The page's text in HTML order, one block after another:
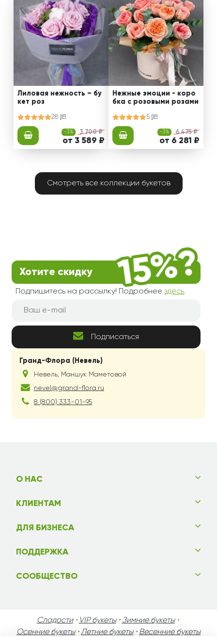
Лиловая нежность – бу
кет роз
28
-3% 3 700 ₽
от 3 589 ₽
Нежные эмоции - коро
бка с розовыми розами
5
-3% 6 475 ₽
от 6 281 ₽
Смотреть все коллекции букетов
Гранд-Флора (Невель)
Невель, Маншук Маметовой
nevel@grand-flora.ru
8 (800) 333-01-95
Хотите скидку
Подпишитесь на рассылку! Подробнее здесь.
Подписаться
О НАС
КЛИЕНТАМ
ДЛЯ БИЗНЕСА
ПОДДЕРЖКА
СООБЩЕСТВО
Сладости• VIP букеты• Зимние букеты•
Осенние букеты•Летние букеты• Весенние букеты